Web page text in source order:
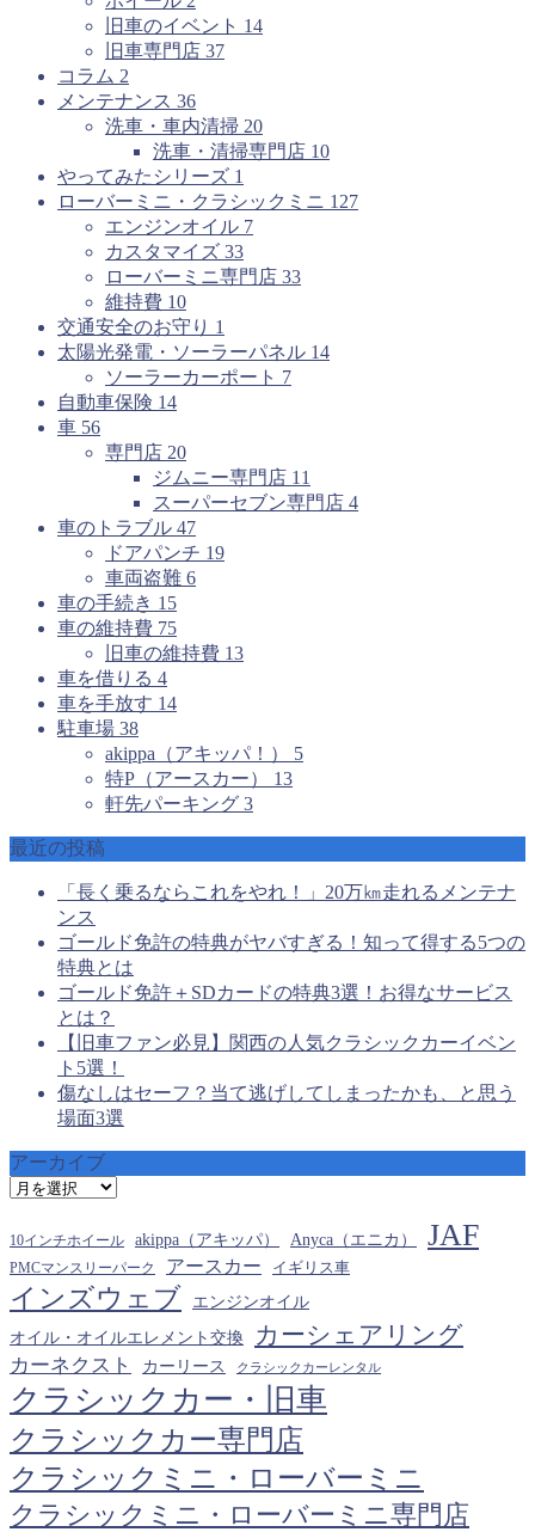
旧車のイベント 14
旧車専門店 37
コラム 2
メンテナンス 36
洗車・車内清掃 20
洗車・清掃専門店 10
やってみたシリーズ 1
ローバーミニ・クラシックミニ 127
エンジンオイル 7
カスタマイズ 33
ローバーミニ専門店 33
維持費 10
交通安全のお守り 1
太陽光発電・ソーラーパネル 14
ソーラーカーポート 7
自動車保険 14
車 56
専門店 20
ジムニー専門店 11
スーパーセブン専門店 4
車のトラブル 47
ドアパンチ 19
車両盗難 6
車の手続き 15
車の維持費 75
旧車の維持費 13
車を借りる 4
車を手放す 14
駐車場 38
akippa（アキッパ！） 5
特P（アースカー） 13
軒先パーキング 3
最近の投稿
「長く乗るならこれをやれ！」20万㎞走れるメンテナ
ンス
ゴールド免許の特典がヤバすぎる！知って得する5つの
特典とは
ゴールド免許＋SDカードの特典3選！お得なサービス
とは？
【旧車ファン必見】関西の人気クラシックカーイベン
ト5選！
傷なしはセーフ？当て逃げしてしまったかも、と思う
場面3選
アーカイブ
ア
カ
イ
ブ
10インチホイール akippa（アキッパ） Anyca（エニカ） JAF
PMCマンスリーパーク アースカー イギリス車
インズウェブ エンジンオイル
オイル・オイルエレメント交換 カーシェアリング
カーネクスト カーリース クラシックカーレンタル
クラシックカー・旧車
クラシックカー専門店
クラシックミニ・ローバーミニ
クラシックミニ・ローバーミニ専門店